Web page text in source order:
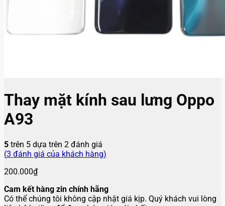
Thay mặt kính sau lưng Oppo
A93
5 trên 5 dựa trên 2 đánh giá
(3 đánh giá của khách hàng)
200.000₫
Cam kết hàng zin chính hãng
Có thể chúng tôi không cập nhật giá kịp. Quý khách vui lòng